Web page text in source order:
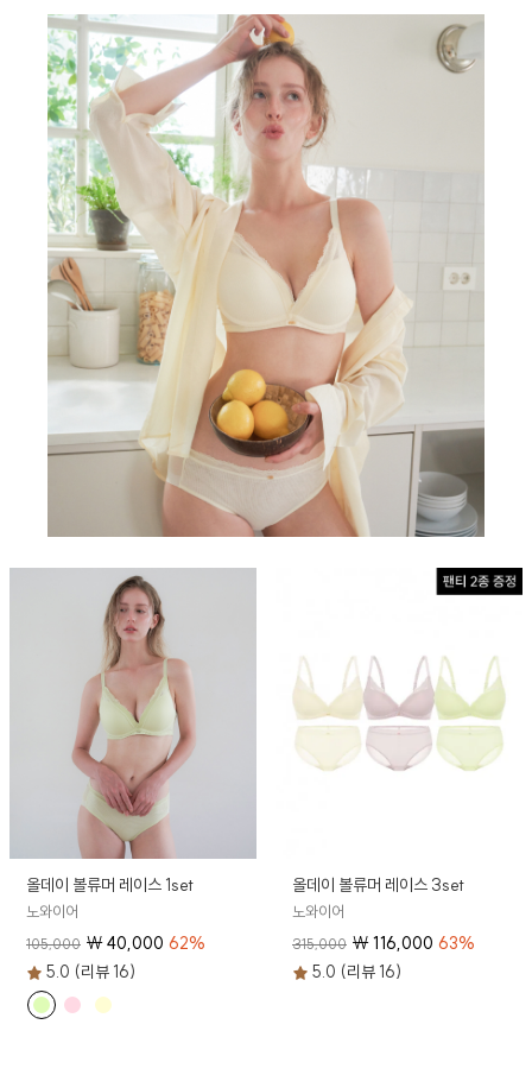
올데이 볼류머 레이스 1set
노와이어
105,000 ₩40,000 62%
5.0 (리뷰 16)
올데이 볼류머 레이스 3set
노와이어
315,000 ₩116,000 63%
5.0 (리뷰 16)